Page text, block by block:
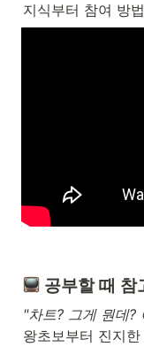
지식부터 참여 방
공부할 때
"차트? 그게 뭔데?
왕초보부터 진지